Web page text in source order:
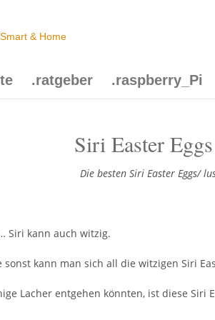
.ratgeber .raspberry_Pi
Siri Easter
Die besten Siri Easter Eggs/
Siri kann auch witzig.
kann man sich all die witzigen Siri
Lacher entgehen könnten, ist diese Siri